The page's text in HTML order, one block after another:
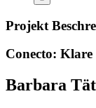
Projekt
Conecto:
Barbara